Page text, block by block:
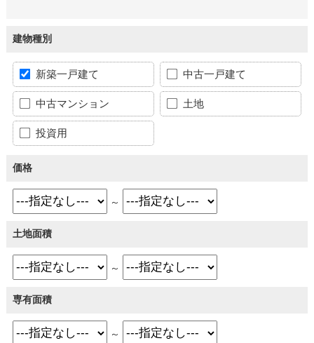
建物種別
新築一戸建て 中古一戸建て
中古マンション 土地
投資用
価格
～
土地面積
～
専有面積
～